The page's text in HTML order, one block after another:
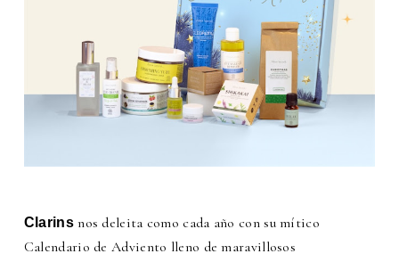
Clarinsnos deleita como cada año con su mítico
Calendario de Adviento lleno de maravillosos